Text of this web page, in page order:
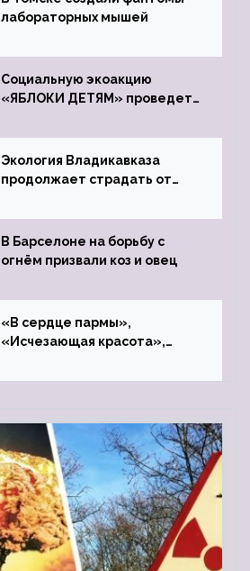
лабораторных мышей
Социальную экоакцию
«ЯБЛОКИ ДЕТЯМ» проведет
Экология Владикавказа
продолжает страдать от
В Барселоне на борьбу с
огнём призвали коз и овец
«В сердце пармы»,
«Исчезающая красота»,